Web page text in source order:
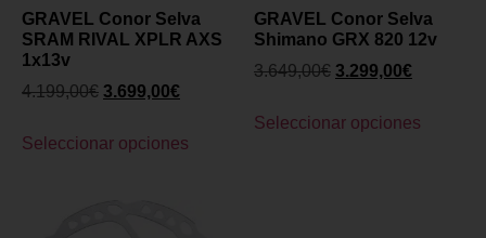
GRAVEL Conor Selva
SRAM RIVAL XPLR AXS
1x13v
4.199,00€ 3.699,00€
Seleccionar opciones
GRAVEL Conor Selva
Shimano GRX 820 12v
3.649,00€ 3.299,00€
Seleccionar opciones